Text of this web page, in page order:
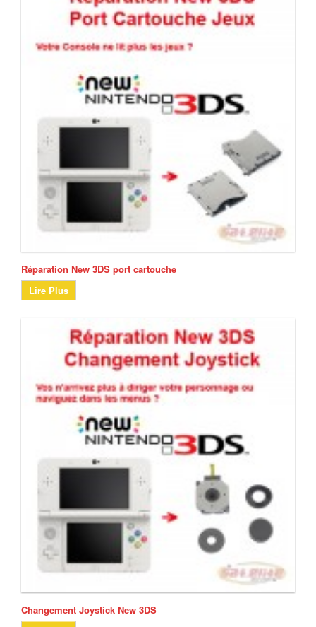
Réparation New 3DS port cartouche
Lire Plus
Changement Joystick New 3DS